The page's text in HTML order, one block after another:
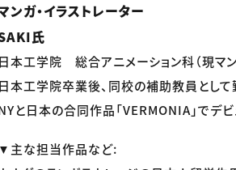
ンガ・イラストレーター
氏
日本工学院 総合アニメーション科（現マン
日本工学院卒業後、同校の補助教員とし
と日本の合同作品「VERMONIA」でデビ
▼主な担当作品など: